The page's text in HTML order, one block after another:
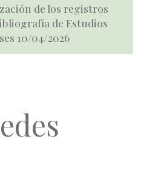
de los registros
de Estudios
10/04/2026